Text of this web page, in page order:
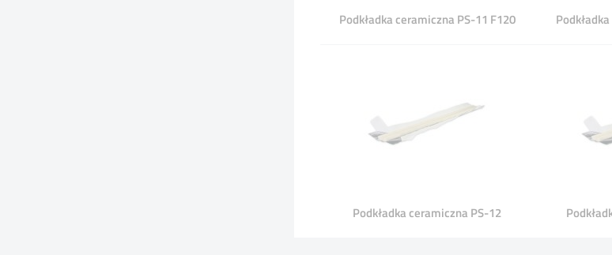
Podkładka ceramiczna PS-11 F120
Podkładka ceramiczna PS-12